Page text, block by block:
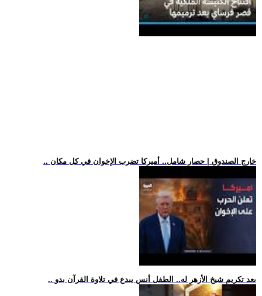
.. خارج الصندوق | حصار شامل.. أميركا تضرب الإخوان في كل مكان
.. بعد تكريم شيخ الأزهر له.. الطفل أنس يبدع في تلاوة القرآن بدو